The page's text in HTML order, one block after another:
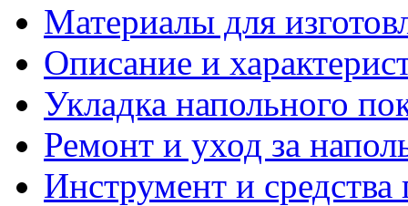
Материалы для
Описание и
Укладка напольного
Ремонт и уход за
Инструмент и